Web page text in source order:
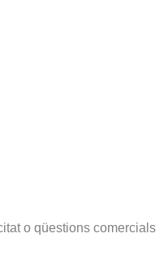
o qüestions comercials